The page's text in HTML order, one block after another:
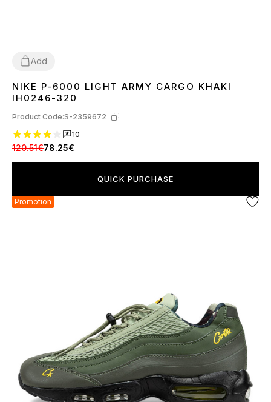
Add
4041 42434445
NIKE P-6000 LIGHT ARMY CARGO KHAKI
IH0246-320
Product Code:S-2359672
10
120.51€78.25€
QUICK PURCHASE
Promotion